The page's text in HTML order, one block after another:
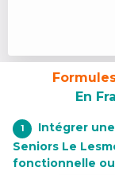
En
1
Intégrer
Seniors Le
fonctionnelle